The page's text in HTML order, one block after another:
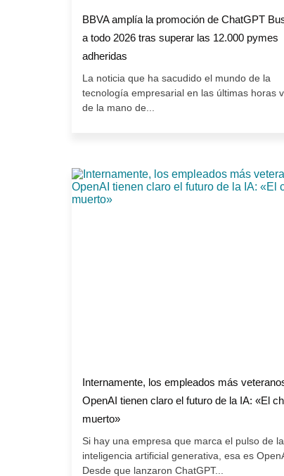
BBVA amplía la promoción de ChatGPT
a todo 2026 tras superar las 12.000 pymes
adheridas
La noticia que ha sacudido el mundo de la
tecnología empresarial en las últimas horas
de la mano de...
Internamente, los empleados más
OpenAI tienen claro el futuro de la IA: «El
muerto»
Si hay una empresa que marca el pulso de la
inteligencia artificial generativa, esa es
Desde que lanzaron ChatGPT...